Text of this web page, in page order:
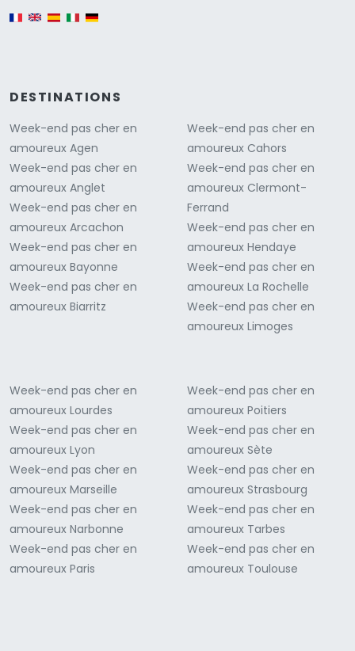
DESTINATIONS
Week-end pas cher en
amoureux Agen
Week-end pas cher en
amoureux Anglet
Week-end pas cher en
amoureux Arcachon
Week-end pas cher en
amoureux Bayonne
Week-end pas cher en
amoureux Biarritz
Week-end pas cher en
amoureux Cahors
Week-end pas cher en
amoureux Clermont-
Ferrand
Week-end pas cher en
amoureux Hendaye
Week-end pas cher en
amoureux La Rochelle
Week-end pas cher en
amoureux Limoges
Week-end pas cher en
amoureux Lourdes
Week-end pas cher en
amoureux Lyon
Week-end pas cher en
amoureux Marseille
Week-end pas cher en
amoureux Narbonne
Week-end pas cher en
amoureux Paris
Week-end pas cher en
amoureux Poitiers
Week-end pas cher en
amoureux Sète
Week-end pas cher en
amoureux Strasbourg
Week-end pas cher en
amoureux Tarbes
Week-end pas cher en
amoureux Toulouse